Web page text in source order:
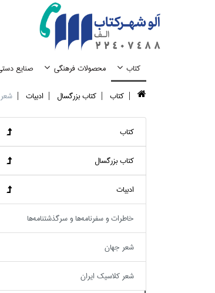
كتاب محصولات فرهنگي صنايع
كتاب
كتاب بزرگسال ادبيات
كتاب
كتاب بزرگسال
ادبيات
خاطرات و سفرنامه‌ها و سرگذشتنامه‌ها
شعر جهان
شعر كلاسيك ايران